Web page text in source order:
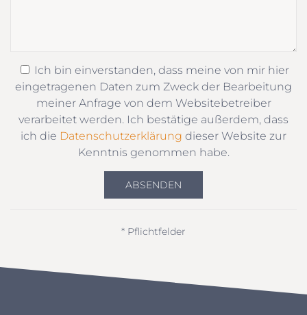
Ich bin einverstanden, dass meine von mir hier
eingetragenen Daten zum Zweck der Bearbeitung
meiner Anfrage von dem Websitebetreiber
verarbeitet werden. Ich bestätige außerdem, dass
ich die Datenschutzerklärung dieser Website zur
Kenntnis genommen habe.
ABSENDEN
* Pflichtfelder